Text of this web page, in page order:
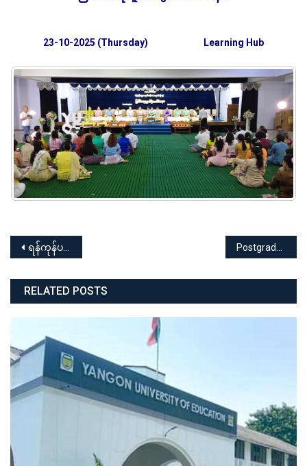
23-10-2025 (Thursday) Learning Hub
Post
navigation
ရန်ကုန်ပညာရေးတက္ကသိုလ် Dip.Ed အမှတ်စဉ် (၁) နှင့် အမှတ်စဉ် (၂) မောင်မယ်သစ်လွင်ကြိုဆိုပွဲ နှင့် အာစရိယပူဇော်ပွဲအခမ်းအနား
RELATED POSTS